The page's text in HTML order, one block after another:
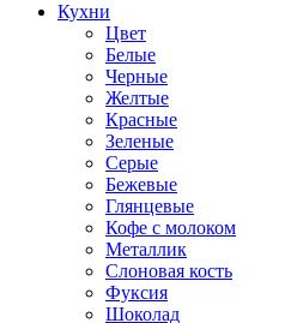
Кухни
Цвет
Белые
Черные
Желтые
Красные
Зеленые
Серые
Бежевые
Глянцевые
Кофе с молоком
Металлик
Слоновая кость
Фуксия
Шоколад